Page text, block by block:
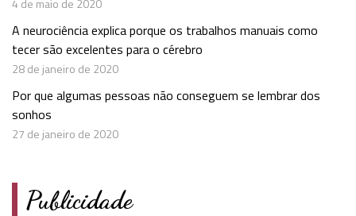
4 de maio de 2020
A neurociência explica porque os trabalhos manuais como
tecer são excelentes para o cérebro
28 de janeiro de 2020
Por que algumas pessoas não conseguem se lembrar dos
sonhos
27 de janeiro de 2020
Publicidade